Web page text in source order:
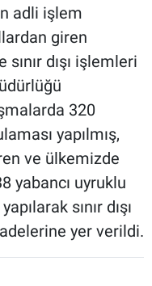
adli işlem
giren
sınır dışı işlemleri
320
yapılmış,
ve ülkemizde
yabancı uyruklu
sınır dışı
yer verildi.